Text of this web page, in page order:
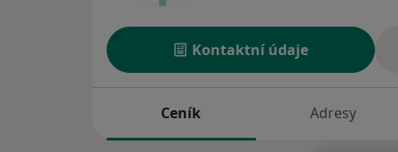
Kontaktní údaje
Ceník Adresy